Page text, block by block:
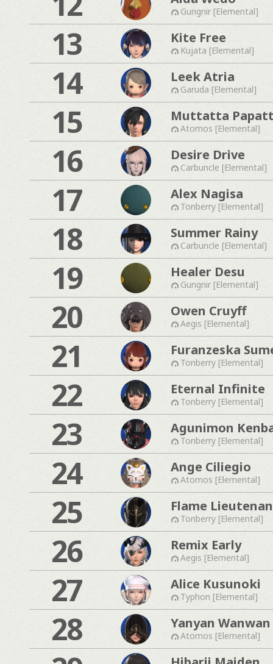
Gungnir [Elemental]
13 Kite Free
Kujata [Elemental]
14 Leek Atria
Garuda [Elemental]
15 Muttatta
Atomos [Elemental]
16 Desire Drive
Carbuncle [Elemental]
17 Alex Nagisa
Tonberry [Elemental]
18 Summer Rainy
Carbuncle [Elemental]
19 Healer Desu
Gungnir [Elemental]
20 Owen Cruyff
Aegis [Elemental]
21 Furanzeska
Tonberry [Elemental]
22 Eternal Infinite
Tonberry [Elemental]
23 Agunimon
Tonberry [Elemental]
24 Ange Ciliegio
Atomos [Elemental]
25 Flame
Tonberry [Elemental]
26 Remix Early
Aegis [Elemental]
27 Alice Kusunoki
Typhon [Elemental]
28 Yanyan Wanwan
Atomos [Elemental]